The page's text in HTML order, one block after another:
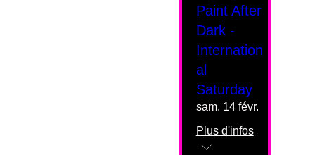
Paint After
Dark -
Internation
al
Saturday
sam. 14 févr.
Plus d'infos